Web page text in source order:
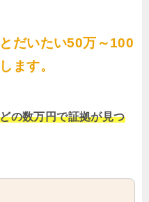
だいたい50万～100
ます。
の数万円で証拠が見つ